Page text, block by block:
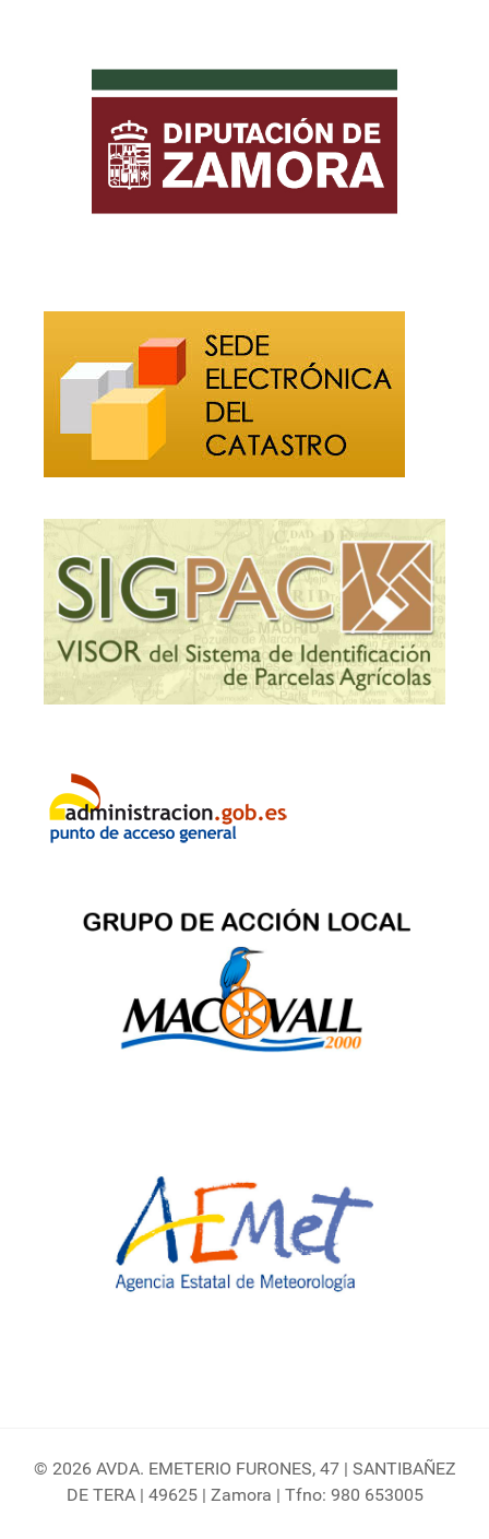
© 2026 AVDA. EMETERIO FURONES, 47 | SANTIBAÑEZ
DE TERA | 49625 | Zamora | Tfno: 980 653005